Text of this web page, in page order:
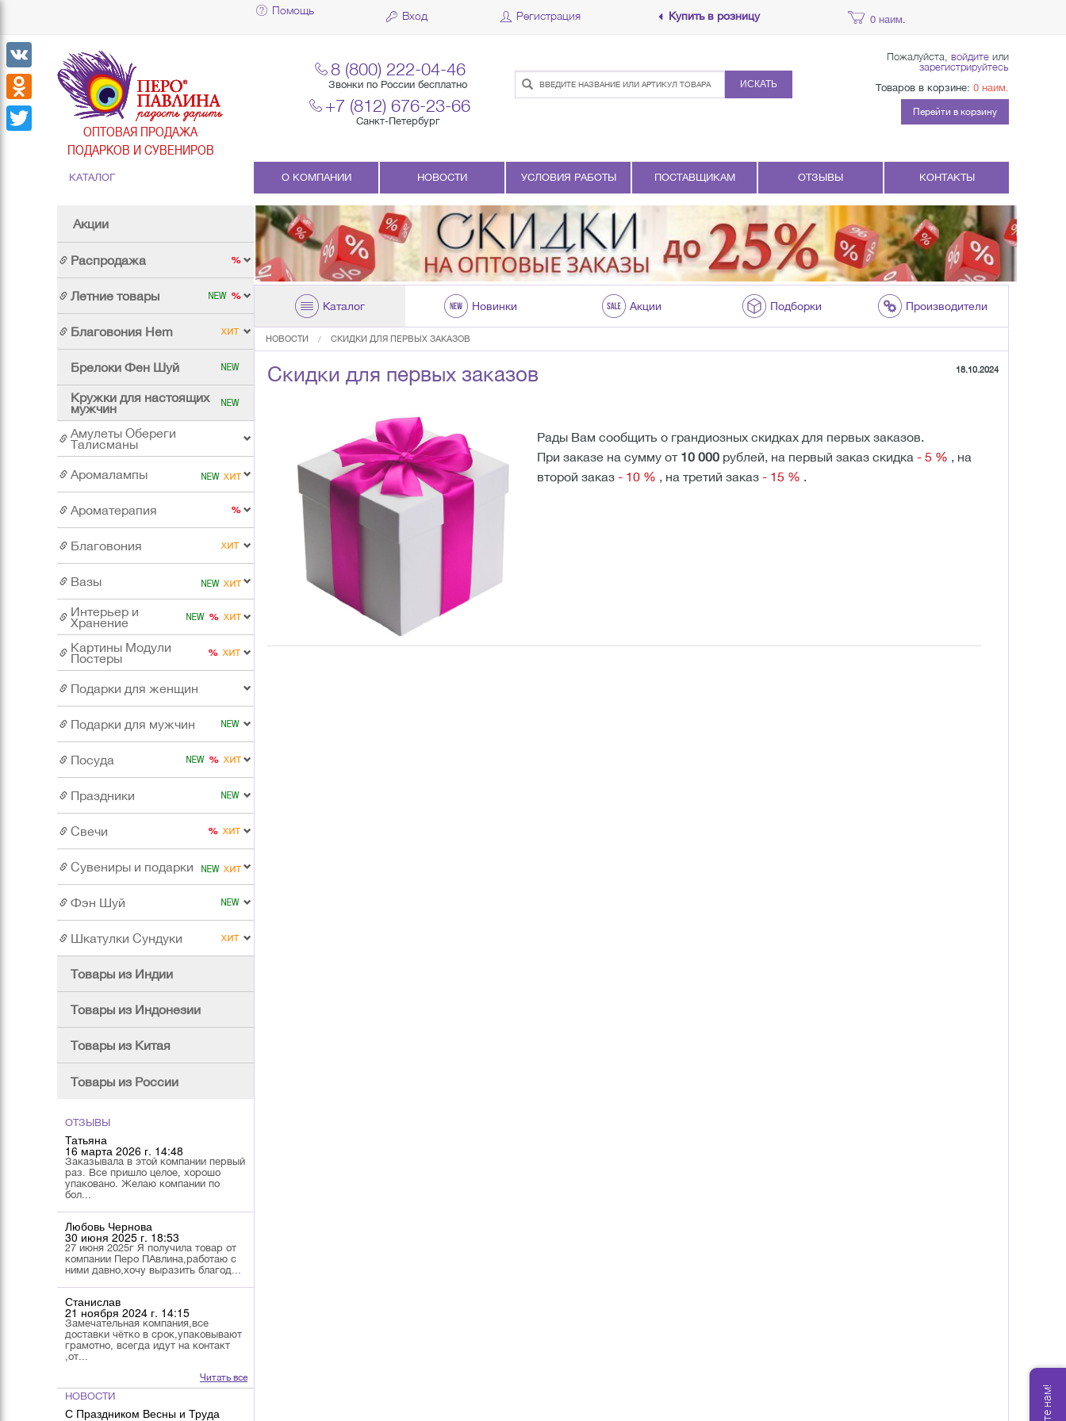
Помощь Вход Регистрация Купить в розницу 0 наим.
ОПТОВАЯ ПРОДАЖА
ПОДАРКОВ И СУВЕНИРОВ
8 (800) 222-04-46
Звонки по России бесплатно
+7 (812) 676-23-66
Санкт-Петербург
ИСКАТЬ
Пожалуйста, войдите или
зарегистрируйтесь
Товаров в корзине: 0 наим.
Перейти в корзину
КАТАЛОГ
Акции
Распродажа
Летние товары
Благовония Hem
Брелоки Фен Шуй
Кружки для настоящих
мужчин
Амулеты Обереги
Талисманы
Аромалампы
Ароматерапия
Благовония
Вазы
Интерьер и
Хранение
Картины Модули
Постеры
Подарки для женщин
Подарки для мужчин
Посуда
Праздники
Свечи
Сувениры и подарки
Фэн Шуй
Шкатулки Сундуки
Товары из Индии
Товары из Индонезии
Товары из Китая
Товары из России
ОТЗЫВЫ
Татьяна
16 марта 2026 г. 14:48
Заказывала в этой компании первый
раз. Все пришло целое, хорошо
упаковано. Желаю компании по
бол...
Любовь Чернова
30 июня 2025 г. 18:53
27 июня 2025г Я получила товар от
компании Перо ПАвлина,работаю с
ними давно,хочу выразить благод...
Станислав
21 ноября 2024 г. 14:15
Замечательная компания,все
доставки чётко в срок,упаковывают
грамотно, всегда идут на контакт
,от...
Читать все
НОВОСТИ
С Праздником Весны и Труда
О КОМПАНИИ НОВОСТИ УСЛОВИЯ РАБОТЫ ПОСТАВЩИКАМ ОТЗЫВЫ КОНТАКТЫ
Каталог Новинки Акции Подборки Производители
НОВОСТИ СКИДКИ ДЛЯ ПЕРВЫХ ЗАКАЗОВ
Скидки для первых заказов 18.10.2024
Рады Вам сообщить о грандиозных скидках для первых заказов.
При заказе на сумму от 10 000 рублей, на первый заказ скидка - 5 % , на
второй заказ - 10 % , на третий заказ - 15 % .
VK
Odnoklassniki